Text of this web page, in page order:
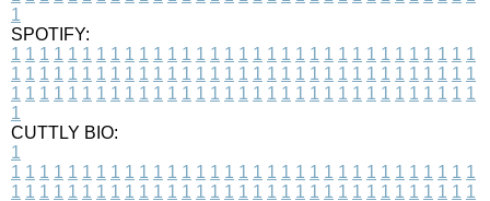
1
SPOTIFY:
1 1 1 1 1 1 1 1 1 1 1 1 1 1 1 1 1 1 1 1 1 1 1 1 1 1 1 1 1 1 1 1 1
1 1 1 1 1 1 1 1 1 1 1 1 1 1 1 1 1 1 1 1 1 1 1 1 1 1 1 1 1 1 1 1 1
1 1 1 1 1 1 1 1 1 1 1 1 1 1 1 1 1 1 1 1 1 1 1 1 1 1 1 1 1 1 1 1 1
1
CUTTLY BIO:
1
1 1 1 1 1 1 1 1 1 1 1 1 1 1 1 1 1 1 1 1 1 1 1 1 1 1 1 1 1 1 1 1 1
1 1 1 1 1 1 1 1 1 1 1 1 1 1 1 1 1 1 1 1 1 1 1 1 1 1 1 1 1 1 1 1 1